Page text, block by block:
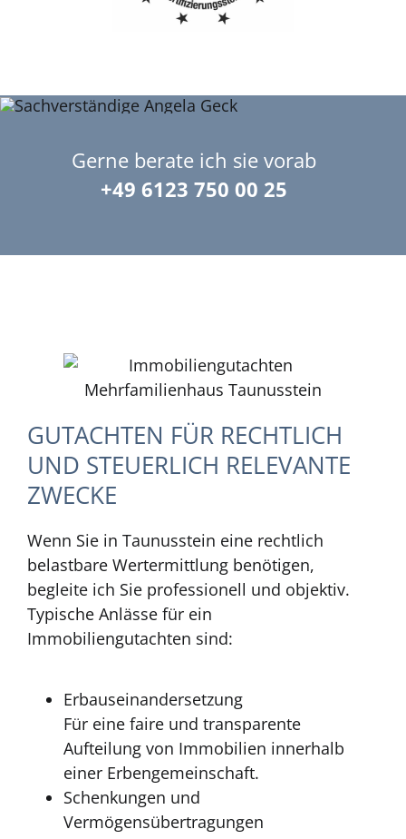
Gerne berate ich sie vorab
+49 6123 750 00 25
GUTACHTEN FÜR RECHTLICH
UND STEUERLICH RELEVANTE
ZWECKE
Wenn Sie in Taunusstein eine rechtlich
belastbare Wertermittlung benötigen,
begleite ich Sie professionell und objektiv.
Typische Anlässe für ein
Immobiliengutachten sind:
Erbauseinandersetzung
Für eine faire und transparente
Aufteilung von Immobilien innerhalb
einer Erbengemeinschaft.
Schenkungen und
Vermögensübertragungen